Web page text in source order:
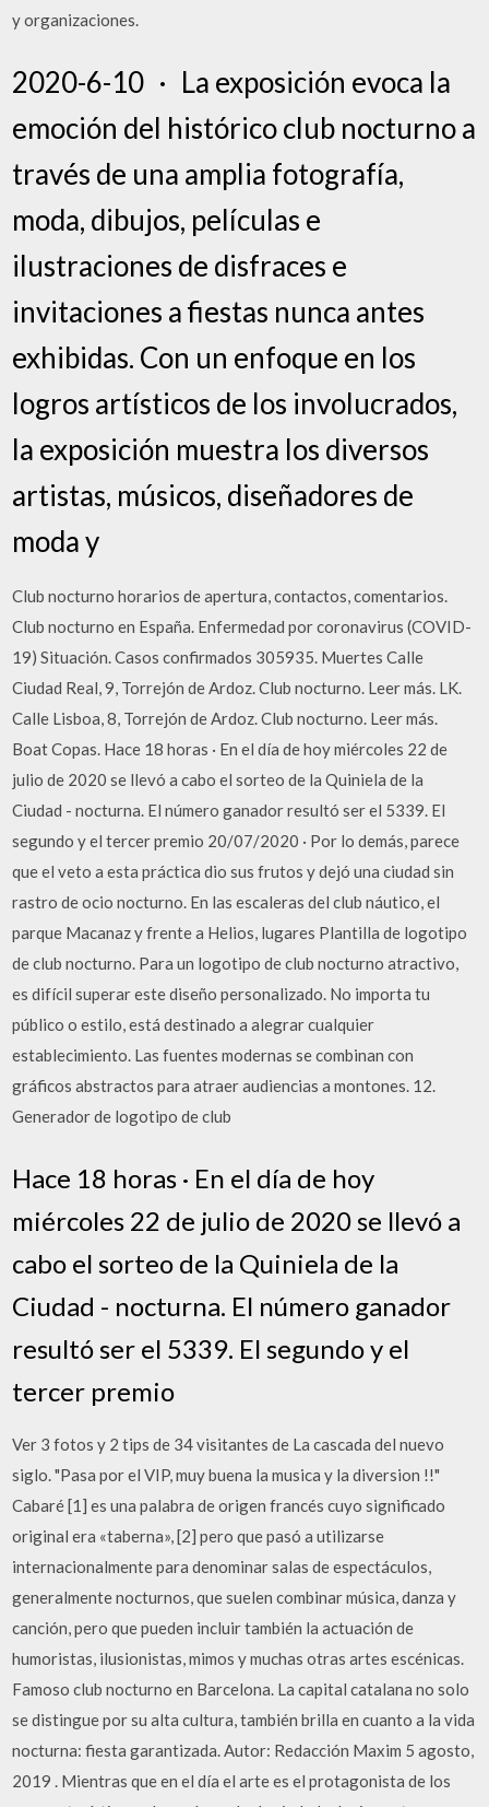
y organizaciones.
2020-6-10 · La exposición evoca la
emoción del histórico club nocturno a
través de una amplia fotografía,
moda, dibujos, películas e
ilustraciones de disfraces e
invitaciones a fiestas nunca antes
exhibidas. Con un enfoque en los
logros artísticos de los involucrados,
la exposición muestra los diversos
artistas, músicos, diseñadores de
moda y
Club nocturno horarios de apertura, contactos, comentarios.
Club nocturno en España. Enfermedad por coronavirus (COVID-
19) Situación. Casos confirmados 305935. Muertes Calle
Ciudad Real, 9, Torrejón de Ardoz. Club nocturno. Leer más. LK.
Calle Lisboa, 8, Torrejón de Ardoz. Club nocturno. Leer más.
Boat Copas. Hace 18 horas · En el día de hoy miércoles 22 de
julio de 2020 se llevó a cabo el sorteo de la Quiniela de la
Ciudad - nocturna. El número ganador resultó ser el 5339. El
segundo y el tercer premio 20/07/2020 · Por lo demás, parece
que el veto a esta práctica dio sus frutos y dejó una ciudad sin
rastro de ocio nocturno. En las escaleras del club náutico, el
parque Macanaz y frente a Helios, lugares Plantilla de logotipo
de club nocturno. Para un logotipo de club nocturno atractivo,
es difícil superar este diseño personalizado. No importa tu
público o estilo, está destinado a alegrar cualquier
establecimiento. Las fuentes modernas se combinan con
gráficos abstractos para atraer audiencias a montones. 12.
Generador de logotipo de club
Hace 18 horas · En el día de hoy
miércoles 22 de julio de 2020 se llevó a
cabo el sorteo de la Quiniela de la
Ciudad - nocturna. El número ganador
resultó ser el 5339. El segundo y el
tercer premio
Ver 3 fotos y 2 tips de 34 visitantes de La cascada del nuevo
siglo. "Pasa por el VIP, muy buena la musica y la diversion !!"
Cabaré [1] es una palabra de origen francés cuyo significado
original era «taberna», [2] pero que pasó a utilizarse
internacionalmente para denominar salas de espectáculos,
generalmente nocturnos, que suelen combinar música, danza y
canción, pero que pueden incluir también la actuación de
humoristas, ilusionistas, mimos y muchas otras artes escénicas.
Famoso club nocturno en Barcelona. La capital catalana no solo
se distingue por su alta cultura, también brilla en cuanto a la vida
nocturna: fiesta garantizada. Autor: Redacción Maxim 5 agosto,
2019 . Mientras que en el día el arte es el protagonista de los